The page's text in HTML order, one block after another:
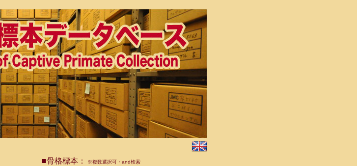
■骨格標本： ※複数選択可・and検索